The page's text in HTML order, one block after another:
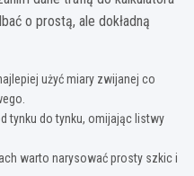
o prostą, ale dokładną
użyć miary zwijanej co
tynku do tynku, omijając listwy
warto narysować prosty szkic i